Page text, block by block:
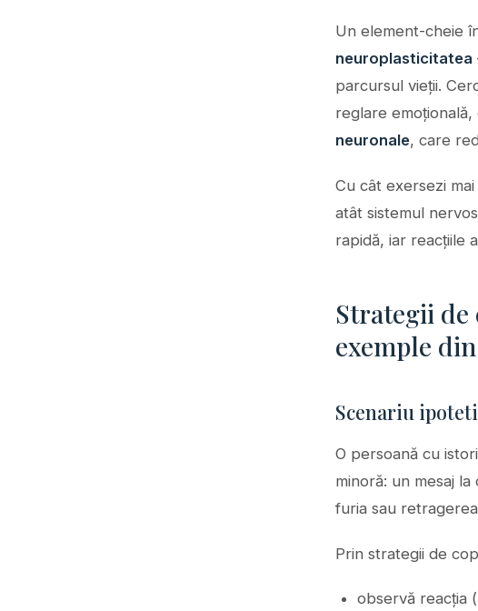
Un element-cheie
neuroplasticitatea
parcursul vieții.
reglare
neuronale, care
Cu cât exersezi
atât sistemul
rapidă, iar reacțiile
Strategii de
exemple
Scenariu
O persoană cu
minoră: un mesaj
furia sau
Prin strategii de
observă reacția